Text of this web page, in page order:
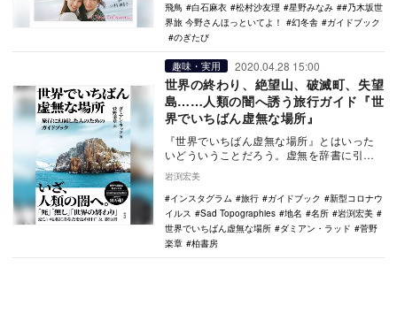
飛鳥
白石麻衣 松村沙友理 星野みなみ
#乃木坂世
界旅 今野さんほっといてよ！
幻冬舎
ガイドブック
のぎたび
趣味・実用 2020.04.28 15:00
世界の終わり、絶望山、破滅町、失望
島……人類の闇へ誘う旅行ガイド『世
界でいちばん虚無な場所』
『世界でいちばん虚無な場所』とはいった
いどういうことだろう。虚無を辞書に引く
と「なにも存せず、むなしいこと」とあ
る。目次をひらき…
岩渕宏美
インスタグラム
旅行 ガイドブック
新型コロナウ
イルス
Sad Topographies 地名 名所
岩渕宏美
世界でいちばん虚無な場所
ダミアン・ラッド
菅野
楽章
柏書房